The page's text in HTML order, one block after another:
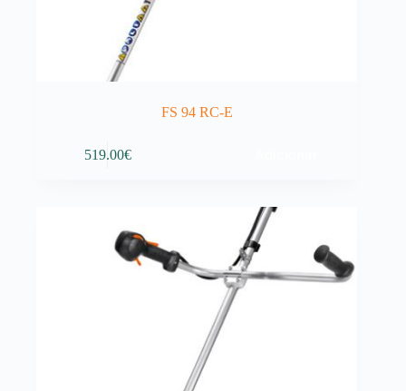
FS 94 RC-E
519.00€